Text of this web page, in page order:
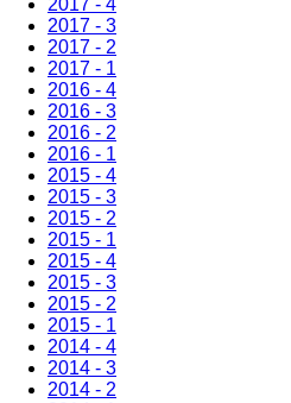
2017 - 4
2017 - 3
2017 - 2
2017 - 1
2016 - 4
2016 - 3
2016 - 2
2016 - 1
2015 - 4
2015 - 3
2015 - 2
2015 - 1
2015 - 4
2015 - 3
2015 - 2
2015 - 1
2014 - 4
2014 - 3
2014 - 2